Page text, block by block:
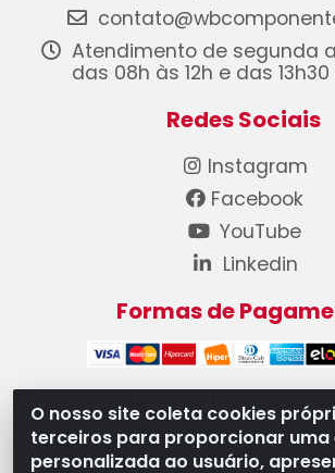
O nosso site coleta cookies
terceiros para proporcionar uma
personalizada ao usuário,
Atendimento de segunda
das 08h às 12h e das 13h30
Redes Sociais
Instagram
Facebook
YouTube
Linkedin
Formas de
WB Componentes Automotivos
08.528.393/0001-12 - Rua do Níquel,